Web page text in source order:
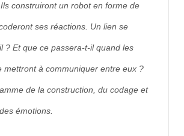
construiront un robot en forme de
ses réactions. Un lien se
? Et que ce passera-t-il quand les
mettront à communiquer entre eux ?
de la construction, du codage et
émotions.